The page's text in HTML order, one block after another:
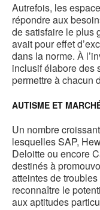
Autrefois, les
répondre aux
de satisfaire le plus
avait pour effet
dans la norme. À
inclusif élabore des
permettre à chacun
AUTISME ET
Un nombre
lesquelles SAP,
Deloitte ou encore
destinés à
atteintes de
reconnaître le
aux aptitudes